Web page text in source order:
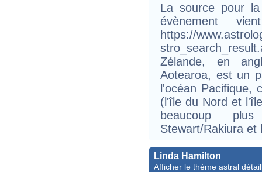
La source pour
évènement
https://
Zélande, en
Aotearoa, est un
l'océan Pacifique,
(l'île du Nord et
beaucoup
Stewart/Rakiura et
Linda Hamilton
Afficher le thème astral